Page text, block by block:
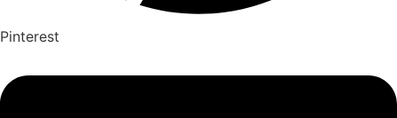
Pinterest